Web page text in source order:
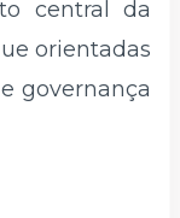
central da
orientadas
governança